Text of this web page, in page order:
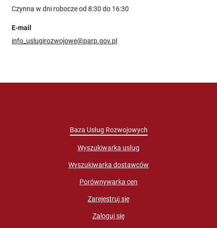
Czynna w dni robocze od 8:30 do 16:30
E-mail
info_uslugirozwojowe@parp.gov.pl
Baza Usług Rozwojowych
Wyszukiwarka usług
Wyszukiwarka dostawców
Porównywarka cen
Zarejestruj się
Zaloguj się